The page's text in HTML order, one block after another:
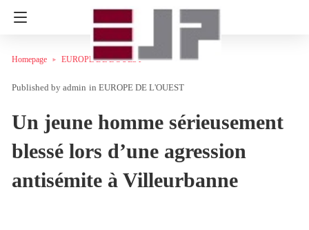
Homepage EUROPE DE L'OUEST
admin in EUROPE DE L'OUEST
Un jeune homme sérieusement
blessé lors d’une agression
antisémite à Villeurbanne